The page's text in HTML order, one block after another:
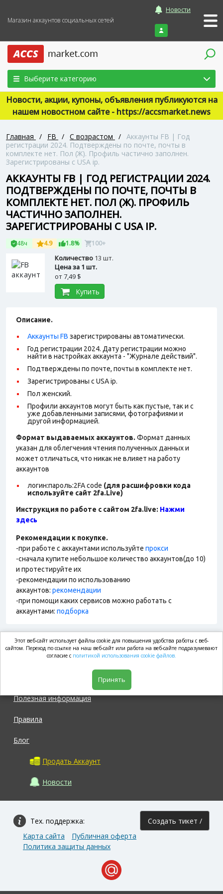
Магазин аккаунтов социальных сетей
Новости
Войти
Выберите категорию
Новости, акции, купоны, объявления публикуются на
нашем новостном сайте - https://accsmarket.news
Главная / FB / С возрастом / Аккаунты FB | Год
регистрации 2024. Подтверждены по почте, почты в
комплекте нет. Пол (Ж). Профиль частично заполнен.
Зарегистрированы с USA ip.
АККАУНТЫ FB | ГОД РЕГИСТРАЦИИ 2024.
ПОДТВЕРЖДЕНЫ ПО ПОЧТЕ, ПОЧТЫ В
КОМПЛЕКТЕ НЕТ. ПОЛ (Ж). ПРОФИЛЬ
ЧАСТИЧНО ЗАПОЛНЕН.
ЗАРЕГИСТРИРОВАНЫ С USA IP.
48ч 4.9 1.8% 100+
Количество 13 шт.
Цена за 1 шт.
от7,49 $
Купить
Описание.
Аккаунты FB зарегистрированы автоматически.
Год регистрации 2024. Дату регистрации можно
найти в настройках аккаунта - "Журнале действий".
Подтверждены по почте, почты в комплекте нет.
Зарегистрированы с USA ip.
Пол женский.
Профили аккаунтов могут быть как пустые, так и с
уже добавленными записями, фотографиями и
другой информацией.
Формат выдаваемых аккаунтов. Формат данных
указан для облегчения чтения полученных данных и
может отличаться, что никак не влияет на работу
аккаунтов
логин:пароль:2FAcode (для расшифровки кода
используйте сайт 2fa.Live)
Инструкция по работе с сайтом 2fa.live: Нажми
здесь
Рекомендации к покупке.
-при работе с аккаунтами используйте прокси
-сначала купите небольшое количество аккаунтов(до 10)
и протестируйте их
-рекомендации по использованию
аккаунтов: рекомендации
-при помощи каких сервисов можно работать с
аккаунтами: подборка
market.com
Полезная информация
Правила
Блог
Продать Аккаунт
Новости
Тех. поддержка: Создать тикет /
Карта сайта
Публичная оферта
Политика защиты данных
Этот веб-сайт использует файлы cookie для повышения удобства работы с веб-
сайтом. Переход по ссылке на наш веб-сайт или работа на веб-сайте подразумевают
согласие с политикой использования cookie файлов.
Принять